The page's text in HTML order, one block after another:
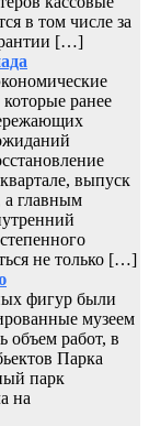
в том числе за
[…]
ранее
выпуск
а главным
не только […]
фигур были
музеем
объем работ, в
Парка
парк
на